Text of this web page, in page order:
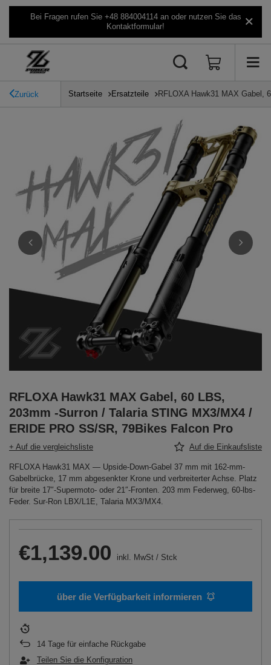
Bei Fragen rufen Sie +48 884004114 an oder nutzen Sie das
Kontaktformular!
Zurück Startseite Ersatzteile RFLOXA Hawk31 MAX Gabel,
RFLOXA Hawk31 MAX Gabel, 60 LBS,
203mm -Surron / Talaria STING MX3/MX4 /
ERIDE PRO SS/SR, 79Bikes Falcon Pro
+ Auf die vergleichsliste Auf die Einkaufsliste
RFLOXA Hawk31 MAX — Upside-Down-Gabel 37 mm mit 162-mm-
Gabelbrücke, 17 mm abgesenkter Krone und verbreiterter Achse. Platz
für breite 17″-Supermoto- oder 21″-Fronten. 203 mm Federweg, 60-lbs-
Feder. Sur-Ron LBX/L1E, Talaria MX3/MX4.
€1,139.00 inkl. MwSt / Stck
über die Verfügbarkeit informieren
14 Tage für einfache Rückgabe
Teilen Sie die Konfiguration